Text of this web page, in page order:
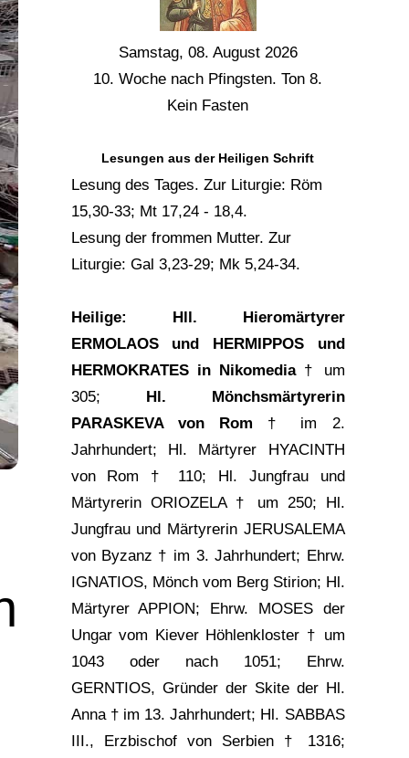
Samstag, 08. August 2026
10. Woche nach Pfingsten. Ton 8.
Kein Fasten
Lesungen aus der Heiligen Schrift
Lesung des Tages. Zur Liturgie: Röm
15,30-33; Mt 17,24 - 18,4.
Lesung der frommen Mutter. Zur
Liturgie: Gal 3,23-29; Mk 5,24-34.
Heilige:
Hll. Hieromärtyrer
ERMOLAOS und HERMIPPOS und
HERMOKRATES in Nikomedia† um
305; Hl. Mönchsmärtyrerin
PARASKEVA von Rom † im 2.
Jahrhundert; Hl. Märtyrer HYACINTH
von Rom † 110; Hl. Jungfrau und
Märtyrerin ORIOZELA † um 250; Hl.
Jungfrau und Märtyrerin JERUSALEMA
von Byzanz † im 3. Jahrhundert; Ehrw.
IGNATIOS, Mönch vom Berg Stirion; Hl.
Märtyrer APPION; Ehrw. MOSES der
Ungarvom Kiever Höhlenkloster † um
1043 oder nach 1051; Ehrw.
GERNTIOS, Gründer der Skite der Hl.
Anna † im 13. Jahrhundert; Hl. SABBAS
III., Erzbischof von Serbien † 1316;